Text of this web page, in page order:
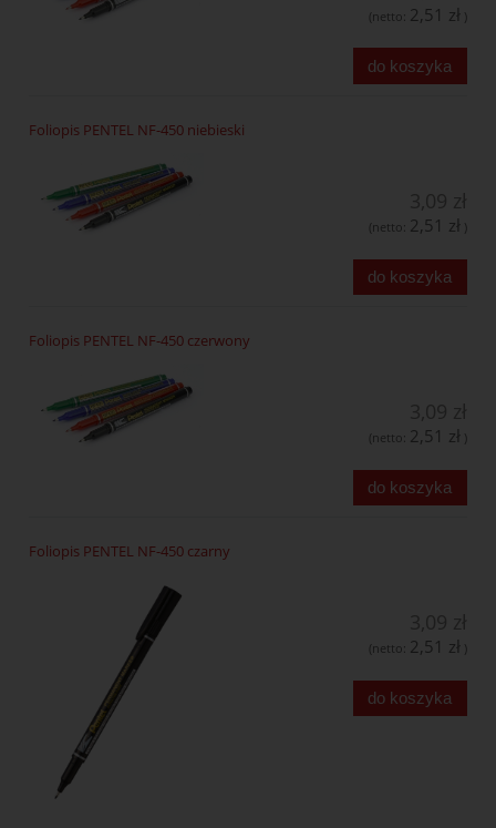
(netto: 2,51 zł )
do koszyka
Foliopis PENTEL NF-450 niebieski
(netto: 2,51 zł )
do koszyka
Foliopis PENTEL NF-450 czerwony
(netto: 2,51 zł )
do koszyka
Foliopis PENTEL NF-450 czarny
(netto: 2,51 zł )
do koszyka